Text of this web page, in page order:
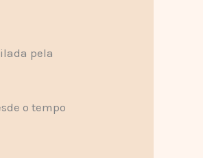
pela
o tempo